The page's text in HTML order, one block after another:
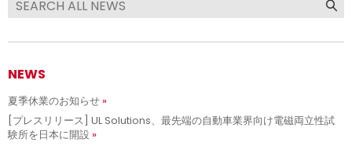
NEWS
夏季休業のお知らせ
[プレスリリース] UL Solutions、最先端の自動車業界向け電磁両立性試
験所を日本に開設